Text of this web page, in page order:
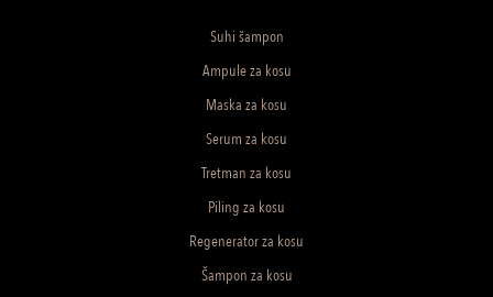
Suhi šampon
Ampule za kosu
Maska za kosu
Serum za kosu
Tretman za kosu
Piling za kosu
Regenerator za kosu
Šampon za kosu